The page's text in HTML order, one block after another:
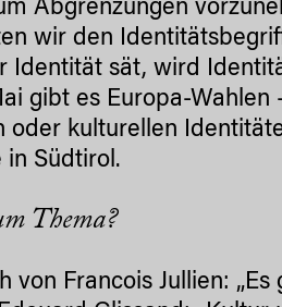
Abgrenzungen
wir den
Identität sät, wird
gibt es Europa-
kulturellen
in Südtirol.
Thema?
von Francois Jullien: